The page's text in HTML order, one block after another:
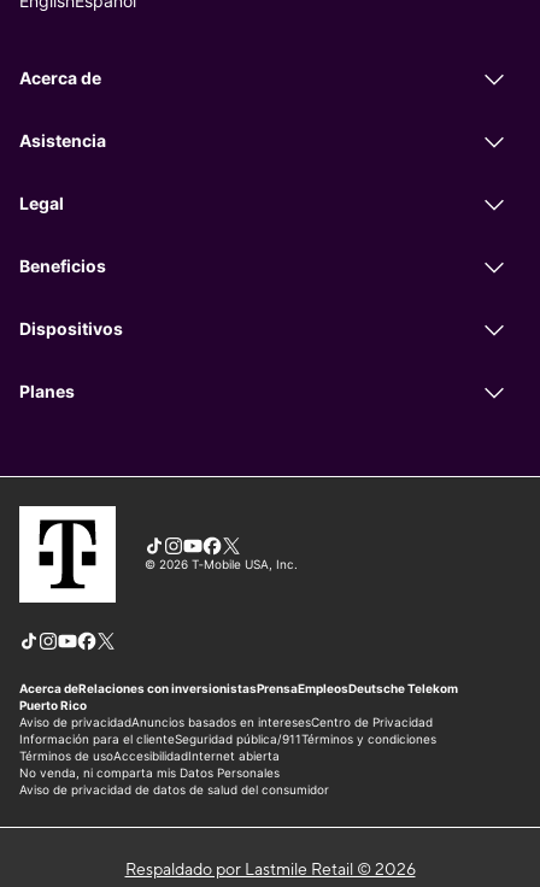
Respaldado por Lastmile Retail © 2026